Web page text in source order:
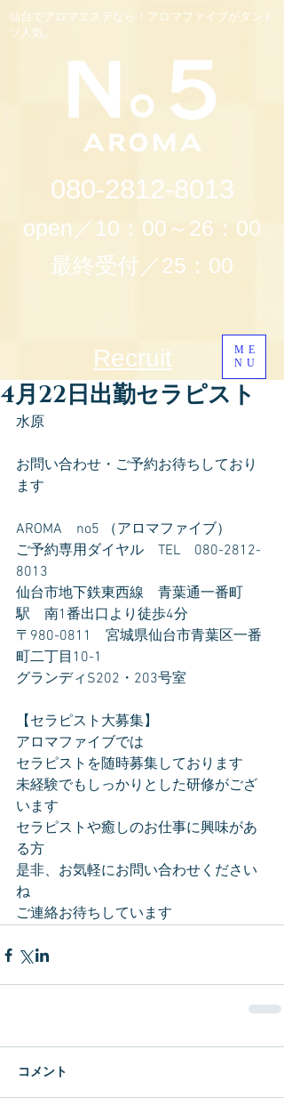
仙台でアロマエステなら！アロマファイブがダント
ツ人気。
080-2812-8013
open／10：00～26：00
最終受付／25：00
ME
NU
Recruit
4月22日出勤セラピスト
水原
お問い合わせ・ご予約お待ちしており
ます
AROMA　no5 （アロマファイブ）
ご予約専用ダイヤル　TEL　080-2812-
8013
仙台市地下鉄東西線　青葉通一番町
駅　南1番出口より徒歩4分
〒980-0811　宮城県仙台市青葉区一番
町二丁目10-1
グランディS202・203号室
【セラピスト大募集】
アロマファイブでは
セラピストを随時募集しております
未経験でもしっかりとした研修がござ
います
セラピストや癒しのお仕事に興味があ
る方
是非、お気軽にお問い合わせください
ね
ご連絡お待ちしています
コメント